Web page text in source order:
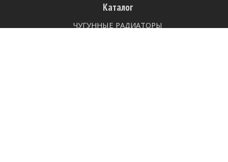
Каталог
ЧУГУННЫЕ РАДИАТОРЫ